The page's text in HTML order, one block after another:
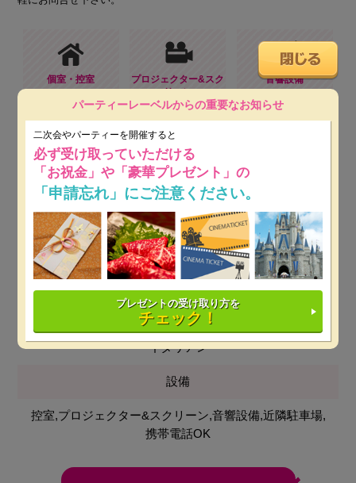
個室・控室
プロジェクター&スク
リーン
音響設備
近隣駐車場 携帯電話OK
人数
立食 30～100名
着席 ～40名
料理
イタリアン
設備
控室,プロジェクター&スクリーン,音響設備,近隣駐車場,
携帯電話OK
パーティーレーベルからの重要なお知らせ
二次会やパーティーを開催すると
必ず受け取っていただける
「お祝金」や「豪華プレゼント」の
「申請忘れ」にご注意ください。
プレゼントの受け取り方を
チェック！